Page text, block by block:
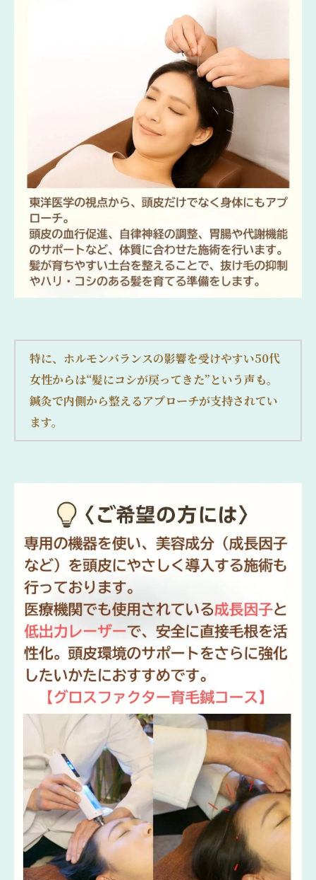
特に、ホルモンバランスの影響を受けやすい50代
女性からは“髪にコシが戻ってきた”という声も。
鍼灸で内側から整えるアプローチが支持されてい
ます。